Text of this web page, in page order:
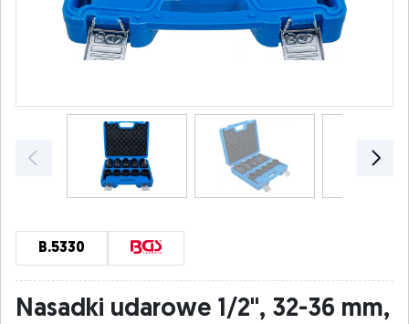
B.5330
Nasadki udarowe 1/2", 32-36 mm,